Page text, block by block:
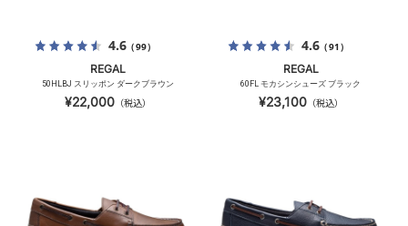
4.6（99）
REGAL
50HLBJ スリッポン ダークブラウン
¥22,000（税込）
4.6（91）
REGAL
60FL モカシンシューズ ブラック
¥23,100（税込）